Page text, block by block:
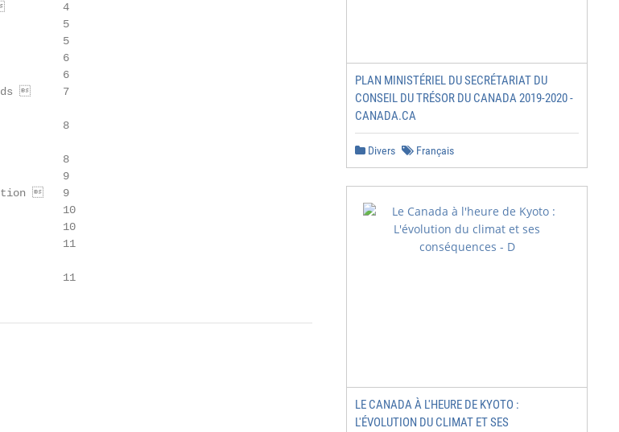
         4
5
5
6
6
     7
8
8
9
   9
10
10
11
11
PLAN MINISTÉRIEL DU SECRÉTARIAT DU
CONSEIL DU TRÉSOR DU CANADA 2019-2020 -
CANADA.CA
Divers Français
LE CANADA À L'HEURE DE KYOTO :
L'ÉVOLUTION DU CLIMAT ET SES